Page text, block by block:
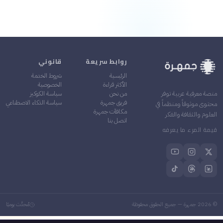
منصة معرفية عربية توفر
محتوى موثوقاً ومنظماً في
العلوم والثقافة والفكر
قيمة المرء ما يعرفه
روابط سريعة
الرئيسية
الأكثر قراءة
من نحن
فريق جمهرة
مكافآت جمهرة
اتصل بنا
قانوني
شروط الخدمة
الخصوصية
سياسة الكوكيز
سياسة الذكاء الاصطناعي
©
2026 جمهرة — جميع الحقوق محفوظة مُحدَّث يوميًا